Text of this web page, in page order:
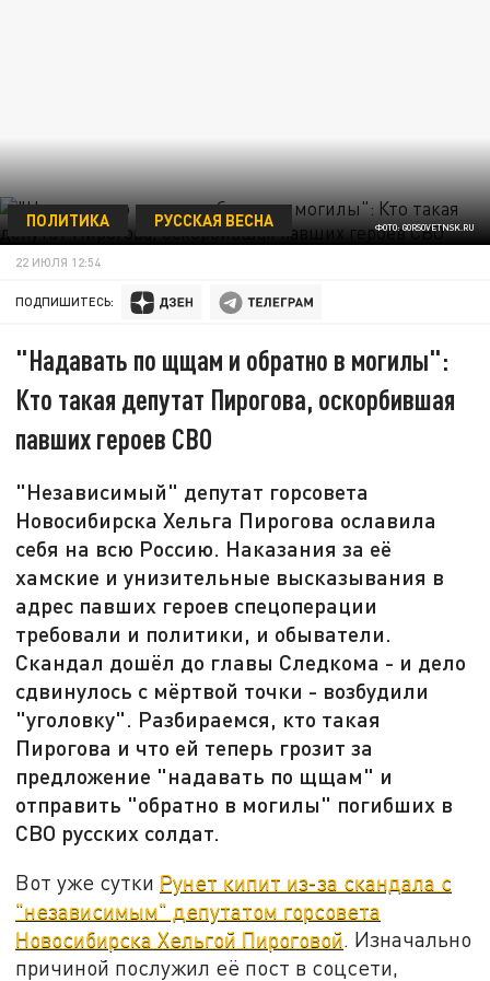
ФОТО: GORSOVETNSK.RU
ПОЛИТИКА РУССКАЯ ВЕСНА
22 ИЮЛЯ 12:54
ПОДПИШИТЕСЬ:
"Надавать по щщам и обратно в могилы":
Кто такая депутат Пирогова, оскорбившая
павших героев СВО
"Независимый" депутат горсовета
Новосибирска Хельга Пирогова ославила
себя на всю Россию. Наказания за её
хамские и унизительные высказывания в
адрес павших героев спецоперации
требовали и политики, и обыватели.
Скандал дошёл до главы Следкома - и дело
сдвинулось с мёртвой точки - возбудили
"уголовку". Разбираемся, кто такая
Пирогова и что ей теперь грозит за
предложение "надавать по щщам" и
отправить "обратно в могилы" погибших в
СВО русских солдат.
Вот уже сутки Рунет кипит из-за скандала с
"независимым" депутатом горсовета
Новосибирска Хельгой Пироговой. Изначально
причиной послужил её пост в соцсети,